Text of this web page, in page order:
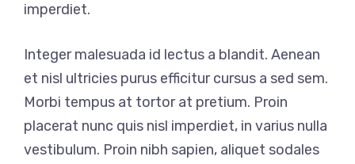
imperdiet.
Integer malesuada id lectus a blandit. Aenean
et nisl ultricies purus efficitur cursus a sed sem.
Morbi tempus at tortor at pretium. Proin
placerat nunc quis nisl imperdiet, in varius nulla
vestibulum. Proin nibh sapien, aliquet sodales